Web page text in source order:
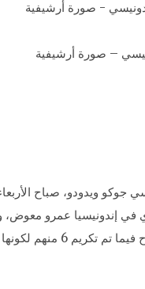
– صورة أرشيفية
متميزة بحسب أكبر نسبة استيراد .